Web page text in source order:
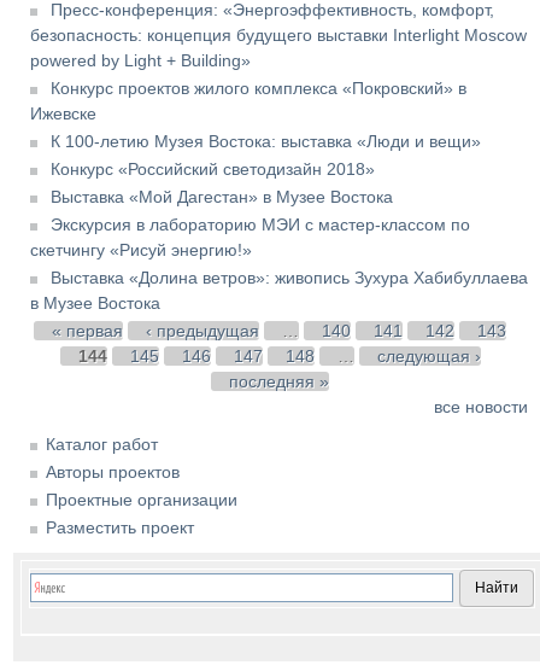
Пресс-конференция: «Энергоэффективность, комфорт,
безопасность: концепция будущего выставки Interlight Moscow
powered by Light + Building»
Конкурс проектов жилого комплекса «Покровский» в
Ижевске
К 100-летию Музея Востока: выставка «Люди и вещи»
Конкурс «Российский светодизайн 2018»
Выставка «Мой Дагестан» в Музее Востока
Экскурсия в лабораторию МЭИ с мастер-классом по
скетчингу «Рисуй энергию!»
Выставка «Долина ветров»: живопись Зухура Хабибуллаева
в Музее Востока
Страницы
« первая ‹ предыдущая 140 141 142
143
144
145 146 147 148
следующая ›
последняя »
все новости
Каталог работ
Авторы проектов
Проектные организации
Разместить проект